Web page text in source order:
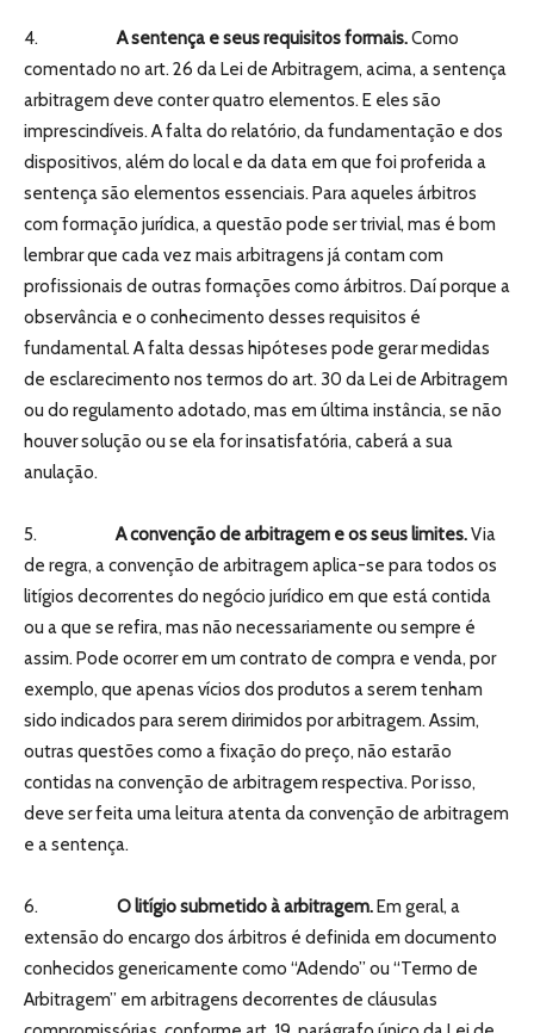
4. A sentença e seus requisitos formais.Como
comentado no art. 26 da Lei de Arbitragem, acima, a sentença
arbitragem deve conter quatro elementos. E eles são
imprescindíveis. A falta do relatório, da fundamentação e dos
dispositivos, além do local e da data em que foi proferida a
sentença são elementos essenciais. Para aqueles árbitros
com formação jurídica, a questão pode ser trivial, mas é bom
lembrar que cada vez mais arbitragens já contam com
profissionais de outras formações como árbitros. Daí porque a
observância e o conhecimento desses requisitos é
fundamental. A falta dessas hipóteses pode gerar medidas
de esclarecimento nos termos do art. 30 da Lei de Arbitragem
ou do regulamento adotado, mas em última instância, se não
houver solução ou se ela for insatisfatória, caberá a sua
anulação.
5. A convenção de arbitragem e os seus limites.Via
de regra, a convenção de arbitragem aplica-se para todos os
litígios decorrentes do negócio jurídico em que está contida
ou a que se refira, mas não necessariamente ou sempre é
assim. Pode ocorrer em um contrato de compra e venda, por
exemplo, que apenas vícios dos produtos a serem tenham
sido indicados para serem dirimidos por arbitragem. Assim,
outras questões como a fixação do preço, não estarão
contidas na convenção de arbitragem respectiva. Por isso,
deve ser feita uma leitura atenta da convenção de arbitragem
e a sentença.
6. O litígio submetido à arbitragem.Em geral, a
extensão do encargo dos árbitros é definida em documento
conhecidos genericamente como “Adendo” ou “Termo de
Arbitragem” em arbitragens decorrentes de cláusulas